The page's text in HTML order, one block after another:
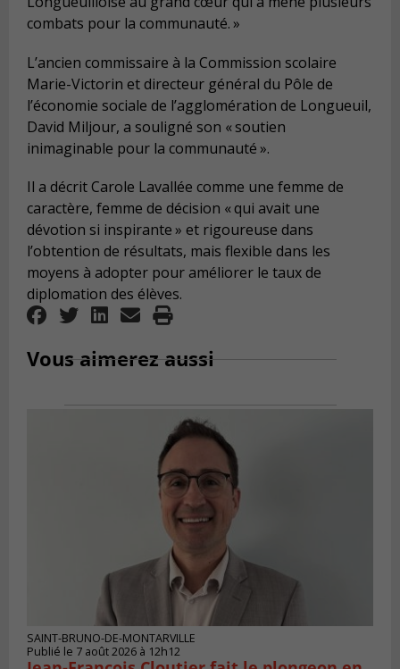
combats pour la communauté. »
L’ancien commissaire à la Commission scolaire
Marie-Victorin et directeur général du Pôle de
l’économie sociale de l’agglomération de Longueuil,
David Miljour, a souligné son « soutien
inimaginable pour la communauté ».
Il a décrit Carole Lavallée comme une femme de
caractère, femme de décision « qui avait une
dévotion si inspirante » et rigoureuse dans
l’obtention de résultats, mais flexible dans les
moyens à adopter pour améliorer le taux de
diplomation des élèves.
Vous aimerez aussi
SAINT-BRUNO-DE-MONTARVILLE
Publié le 7 août 2026 à 12h12